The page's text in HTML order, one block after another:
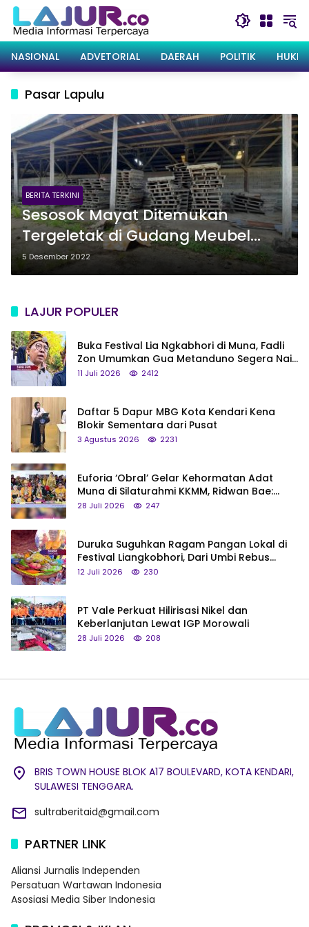
Langsung
konten
NASIONAL
ADVETORIAL DAERAH POLITIK
Pasar Lapulu
BERITA TERKINI
Sesosok Mayat Ditemukan
Tergeletak di Gudang Meubel
Kawasan Pasar Lapulu
5 Desember 2022
LAJUR POPULER
Buka Festival Lia Ngkabhori di Muna, Fadli
Zon Umumkan Gua Metanduno Segera Naik
Status Jadi Cagar Budaya Nasional
11 Juli 2026 2412
Daftar 5 Dapur MBG Kota Kendari Kena
Blokir Sementara dari Pusat
3 Agustus 2026 2231
Euforia ‘Obral’ Gelar Kehormatan Adat
Muna di Silaturahmi KKMM, Ridwan Bae:
Saya Bukan Tipe Begitu, Belum Pantas!
28 Juli 2026 247
Duruka Suguhkan Ragam Pangan Lokal di
Festival Liangkobhori, Dari Umbi Rebus
hingga Tumpeng Beras Muna
12 Juli 2026 230
PT Vale Perkuat Hilirisasi Nikel dan
Keberlanjutan Lewat IGP Morowali
28 Juli 2026 208
BRIS TOWN HOUSE BLOK A17 BOULEVARD, KOTA KENDARI,
SULAWESI TENGGARA.
sultraberitaid@gmail.com
PARTNER LINK
Aliansi Jurnalis Independen
Persatuan Wartawan Indonesia
Asosiasi Media Siber Indonesia